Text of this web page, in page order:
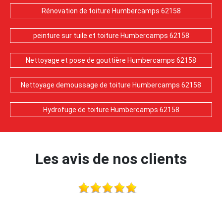
Rénovation de toiture Humbercamps 62158
peinture sur tuile et toiture Humbercamps 62158
Nettoyage et pose de gouttière Humbercamps 62158
Nettoyage demoussage de toiture Humbercamps 62158
Hydrofuge de toiture Humbercamps 62158
Les avis de nos clients